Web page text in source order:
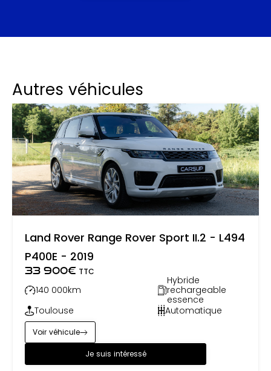
Autres véhicules
Land Rover Range Rover Sport II.2 - L494
P400E - 2019
33 900€ TTC
140 000km
Hybride
rechargeable
essence
Toulouse
Automatique
Je suis intéressé
Voir véhicule